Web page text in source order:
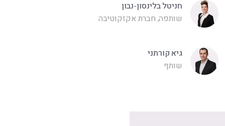
חניטל בלינסון-נבון
שותפה, חברת אקזקוטיבה
גיא קורתני
שותף